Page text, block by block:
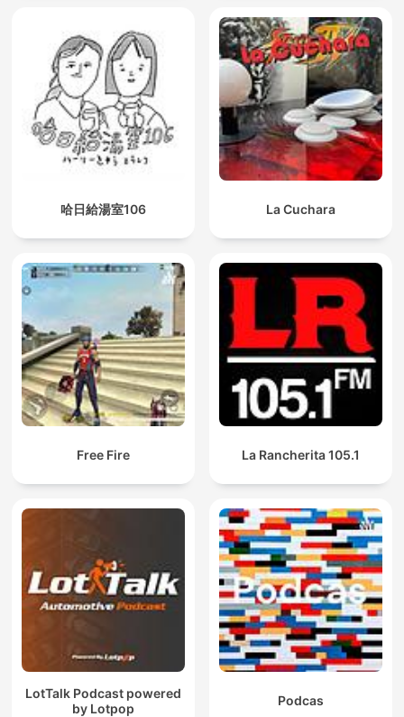
哈日給湯室106 La Cuchara
Free Fire La Rancherita 105.1
LotTalk Podcast powered
by Lotpop
Podcas